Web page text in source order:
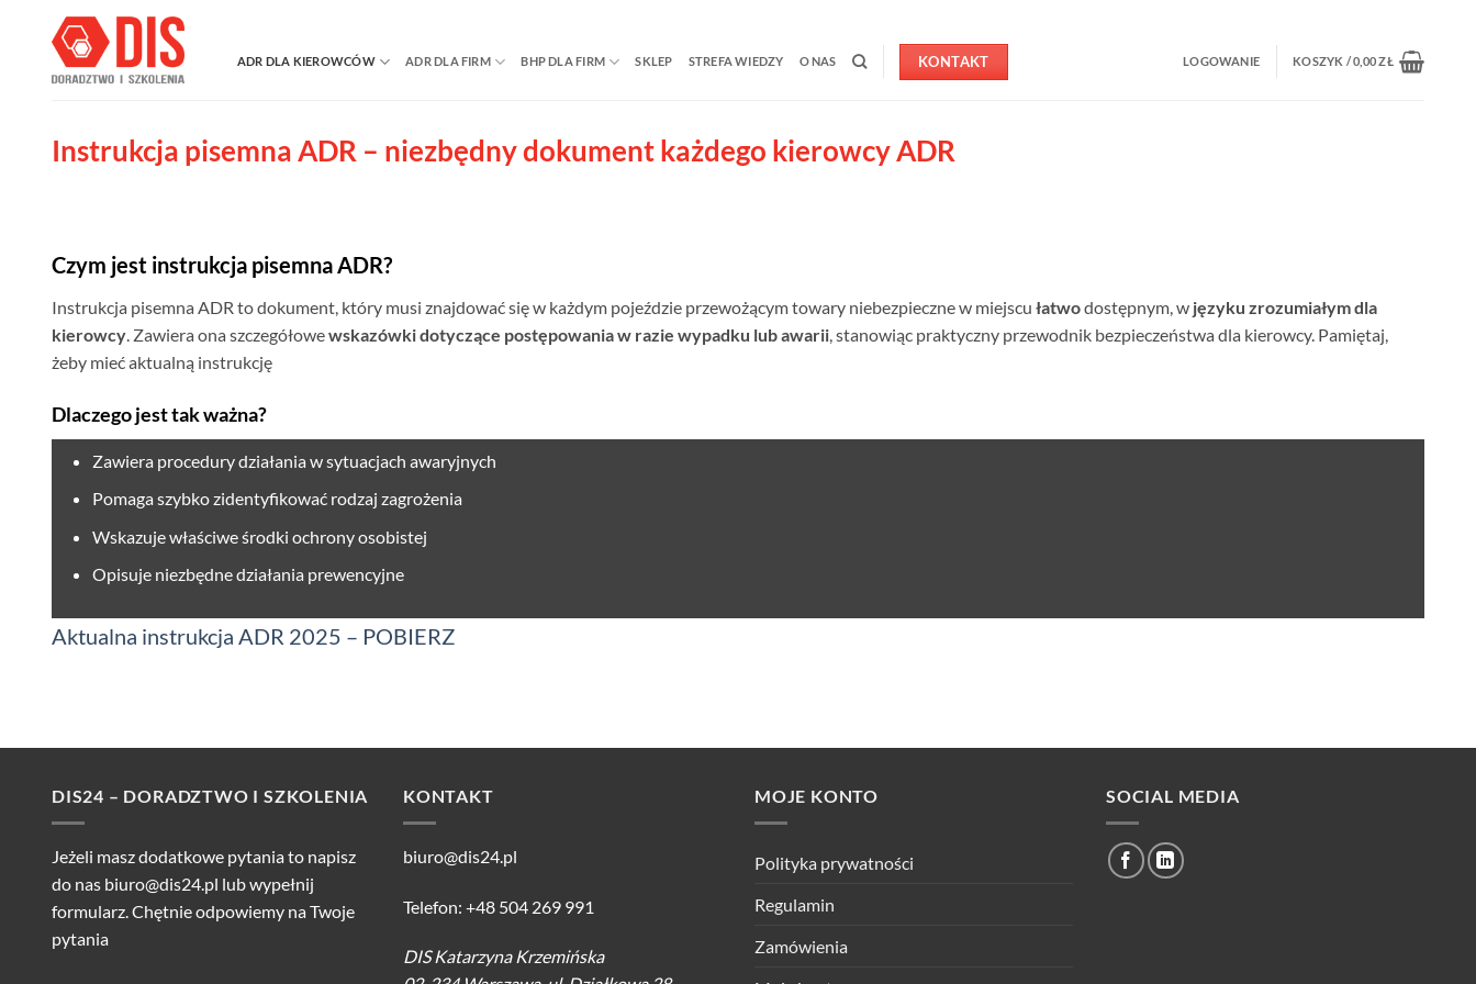
zawartości
ADR DLA KIEROWCÓW ADR DLA FIRM BHP DLA FIRM SKLEP STREFA WIEDZY O NAS KONTAKT LOGOWANIE KOSZYK /0,00ZŁ
Instrukcja pisemna ADR – niezbędny dokument każdego kierowcy ADR
Czym jest instrukcja pisemna ADR?
Instrukcja pisemna ADR to dokument, który musi znajdować się w każdym pojeździe przewożącym towary niebezpieczne w miejscu łatwodostępnym, w języku zrozumiałym dla
kierowcy . Zawiera ona szczegółowewskazówki dotyczące postępowania w razie wypadku lub awarii , stanowiąc praktyczny przewodnik bezpieczeństwa dla kierowcy. Pamiętaj,
żeby mieć aktualną instrukcję
Dlaczego jest tak ważna?
Zawiera procedury działania w sytuacjach awaryjnych
Pomaga szybko zidentyfikować rodzaj zagrożenia
Wskazuje właściwe środki ochrony osobistej
Opisuje niezbędne działania prewencyjne
Aktualna instrukcja ADR 2025 – POBIERZ
DIS24 – DORADZTWO I SZKOLENIA
Jeżeli masz dodatkowe pytania to napisz
do nas biuro@dis24.pl lub wypełnij
formularz. Chętnie odpowiemy na Twoje
pytania
KONTAKT
biuro@dis24.pl
Telefon: +48 504 269 991
DIS Katarzyna Krzemińska
MOJE KONTO
Polityka prywatności
Regulamin
Zamówienia
SOCIAL MEDIA